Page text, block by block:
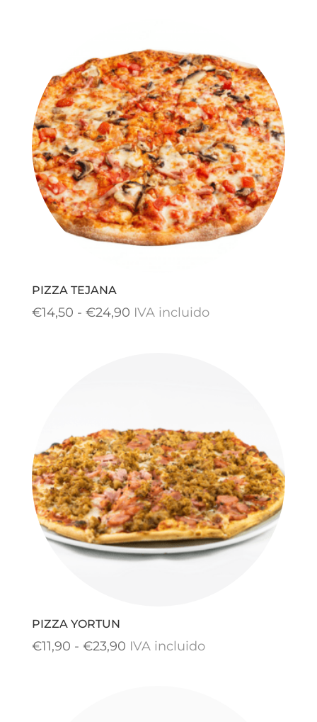
€13,90
hasta
€24,90
PIZZA TEJANA
€14,50 - €24,90Rango
€24,90
IVA incluido
PIZZA YORTUN
€11,90 - €23,90Rango
IVA incluido